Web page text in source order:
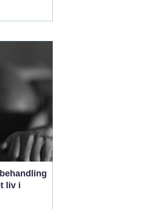
hvor
er af
I Hårlev og
private
liv i